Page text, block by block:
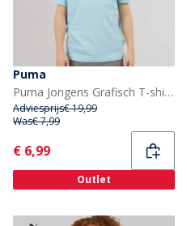
Puma
Puma Jongens Grafisch T-shirt Aqua
Adviesprijs€ 19,99
Was€ 7,99
Current
€ 6,99
Outlet